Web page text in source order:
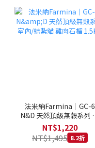
法米納Farmina｜GC-6
N&D 天然頂級無穀系列 室
內/結紮貓 雞肉石榴 1.5KG
NT$1,220
NT$1,495 8.2折